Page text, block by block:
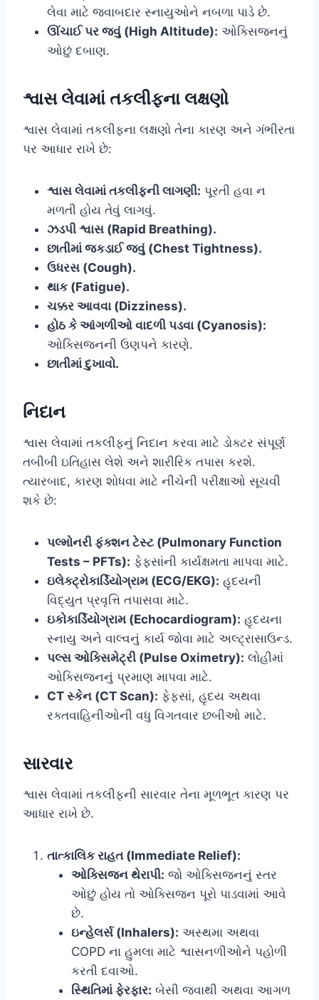
લેવા માટે જવાબદાર સ્નાયુઓને નબળા પાડે છે.
ઊંચાઈ પર જવું (High Altitude): ઓક્સિજનનું
ઓછું દબાણ.
શ્વાસ લેવામાં તકલીફના લક્ષણો
શ્વાસ લેવામાં તકલીફના લક્ષણો તેના કારણ અને ગંભીરતા
પર આધાર રાખે છે:
શ્વાસ લેવામાં તકલીફની લાગણી: પૂરતી હવા ન
મળતી હોય તેવું લાગવું.
ઝડપી શ્વાસ (Rapid Breathing).
છાતીમાં જકડાઈ જવું (Chest Tightness).
ઉધરસ (Cough).
થાક (Fatigue).
ચક્કર આવવા (Dizziness).
હોઠ કે આંગળીઓ વાદળી પડવા (Cyanosis):
ઓક્સિજનની ઉણપને કારણે.
છાતીમાં દુખાવો.
નિદાન
શ્વાસ લેવામાં તકલીફનું નિદાન કરવા માટે ડોક્ટર સંપૂર્ણ
તબીબી ઇતિહાસ લેશે અને શારીરિક તપાસ કરશે.
ત્યારબાદ, કારણ શોધવા માટે નીચેની પરીક્ષાઓ સૂચવી
શકે છે:
પલ્મોનરી ફંક્શન ટેસ્ટ (Pulmonary Function
Tests – PFTs): ફેફસાંની કાર્યક્ષમતા માપવા માટે.
ઇલેક્ટ્રોકાર્ડિયોગ્રામ (ECG/EKG): હૃદયની
વિદ્યુત પ્રવૃત્તિ તપાસવા માટે.
ઇકોકાર્ડિયોગ્રામ (Echocardiogram): હૃદયના
સ્નાયુ અને વાલ્વનું કાર્ય જોવા માટે અલ્ટ્રાસાઉન્ડ.
પલ્સ ઓક્સિમેટ્રી (Pulse Oximetry): લોહીમાં
ઓક્સિજનનું પ્રમાણ માપવા માટે.
CT સ્કેન (CT Scan): ફેફસાં, હૃદય અથવા
રક્તવાહિનીઓની વધુ વિગતવાર છબીઓ માટે.
સારવાર
શ્વાસ લેવામાં તકલીફની સારવાર તેના મૂળભૂત કારણ પર
આધાર રાખે છે.
તાત્કાલિક રાહત (Immediate Relief):
ઓક્સિજન થેરાપી: જો ઓક્સિજનનું સ્તર
ઓછું હોય તો ઓક્સિજન પૂરો પાડવામાં આવે
છે.
ઇન્હેલર્સ (Inhalers): અસ્થમા અથવા
COPD ના હુમલા માટે શ્વાસનળીઓને પહોળી
કરતી દવાઓ.
સ્થિતિમાં ફેરફાર: બેસી જવાથી અથવા આગળ